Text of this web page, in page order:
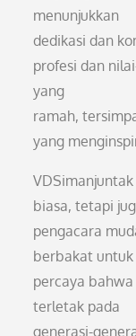
menunjukkan
dedikasi dan
profesi dan
yang
ramah,
yang
biasa, tetapi
pengacara
berbakat
percaya
terletak pada
generasi-